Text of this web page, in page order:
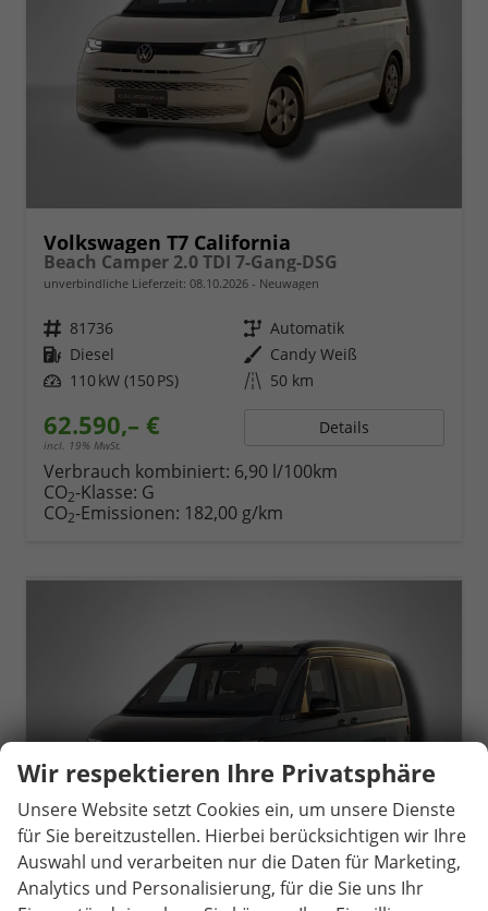
Volkswagen T7 California
Beach Camper 2.0 TDI 7-Gang-DSG
unverbindliche Lieferzeit: 08.10.2026 Neuwagen
Fahrzeugnr. 81736 Getriebe Automatik
Kraftstoff Diesel Außenfarbe Candy Weiß
Leistung 110 kW (150 PS) Kilometerstand 50 km
62.590,– €
incl. 19% MwSt.
Details
Verbrauch kombiniert: 6,90 l/100km
CO2-Klasse: G
CO2-Emissionen: 182,00 g/km
Wir respektieren Ihre Privatsphäre
Unsere Website setzt Cookies ein, um unsere Dienste
für Sie bereitzustellen. Hierbei berücksichtigen wir Ihre
Auswahl und verarbeiten nur die Daten für Marketing,
Analytics und Personalisierung, für die Sie uns Ihr